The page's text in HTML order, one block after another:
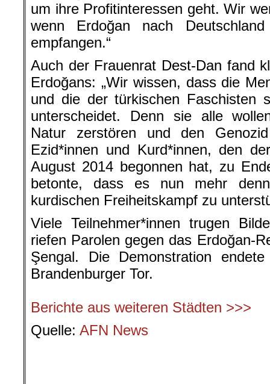
um ihre Profitinteressen geht. Wir
wenn Erdoğan nach
empfangen.“
Auch der Frauenrat Dest-Dan fand
Erdoğans: „Wir wissen, dass die
und die der türkischen Faschisten
unterscheidet. Denn sie alle
Natur zerstören und den
Ezid*innen und Kurd*innen, den
August 2014 begonnen hat, zu
betonte, dass es nun mehr
kurdischen Freiheitskampf zu
Viele Teilnehmer*innen trugen
riefen Parolen gegen das Erdoğan-
Şengal. Die Demonstration
Brandenburger Tor.
Berichte aus weiteren Städten >>>
Quelle: AFN News